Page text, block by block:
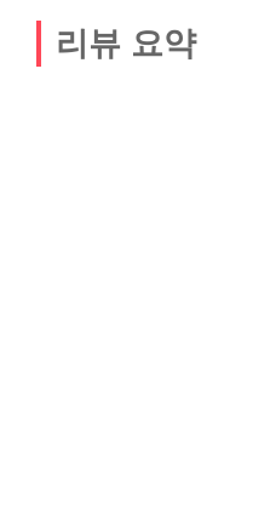
리뷰 요약